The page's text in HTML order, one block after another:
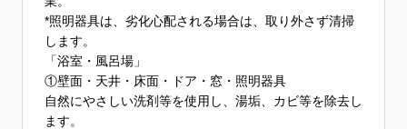
*照明器具は、劣化心配される場合は、取り外さず清掃
します。
「浴室・風呂場」
①壁面・天井・床面・ドア・窓・照明器具
自然にやさしい洗剤等を使用し、湯垢、カビ等を除去し
ます。